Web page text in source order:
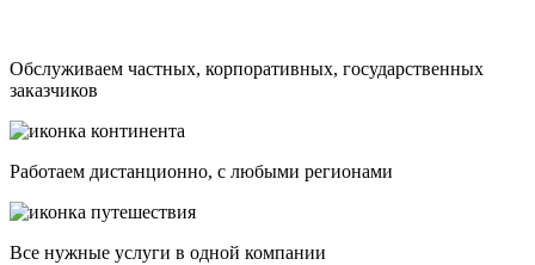
Обслуживаем частных, корпоративных, государственных
заказчиков
Работаем дистанционно, с любыми регионами
Все нужные услуги в одной компании